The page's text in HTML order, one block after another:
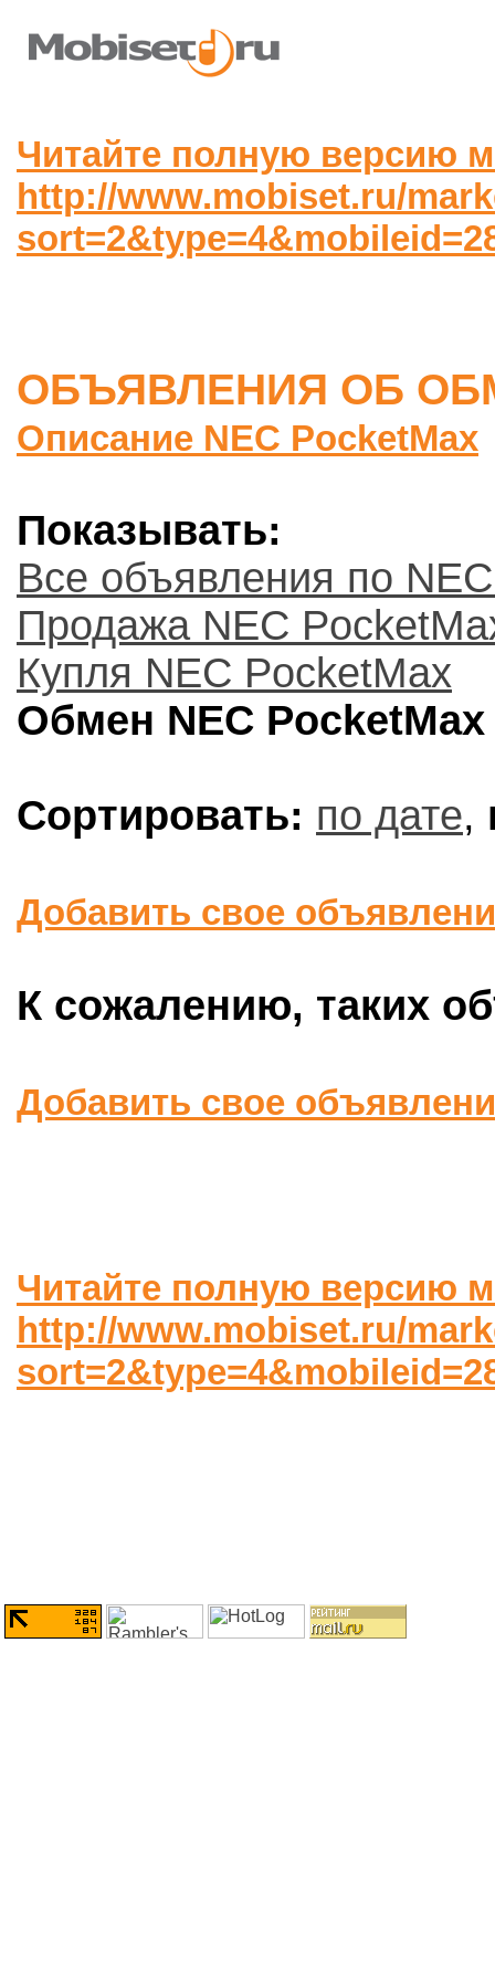
Читайте полную версию
http://www.mobiset.ru/
ОБЪЯВЛЕНИЯ ОБ
Описание NEC PocketMax
Показывать:
Все объявления по
Продажа NEC
Купля NEC PocketMax
Обмен NEC PocketMax
Сортировать: по дате,
Добавить свое
К сожалению, таких
Добавить свое
Читайте полную версию
http://www.mobiset.ru/